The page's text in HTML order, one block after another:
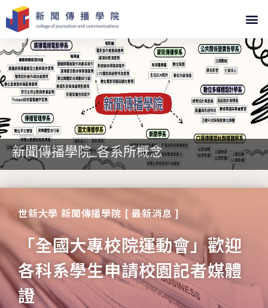
新聞傳播學院_各系所概念
世新大學 新聞傳播學院 [ 最新消息 ]
「全國大專校院運動會」歡迎
各科系學生申請校園記者媒體
證